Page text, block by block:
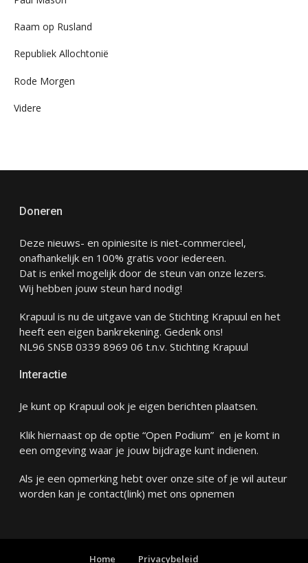
Raam op Rusland
Republiek Allochtonië
Rode Morgen
Videre
Doneren
Deze nieuws- en opiniesite is niet-commercieel,
onafhankelijk en 100% gratis voor iedereen.
Dat is enkel mogelijk door de steun van onze lezers.
Wij hebben jouw steun hard nodig!
Krapuul is nu de uitgave van de Stichting Krapuul en het
heeft een eigen bankrekening. Gedenk ons!
NL96 SNSB 0339 8969 06 t.n.v. Stichting Krapuul
Interactie
Je kunt op Krapuul ook je eigen berichten plaatsen.
Klik hiernaast op de optie “Open Podium” en je komt in
een omgeving waar je jouw bijdrage kunt indienen.
Als je een opmerking hebt over onze site of je wil auteur
worden kan je contact(link) met ons opnemen
Home Privacybeleid